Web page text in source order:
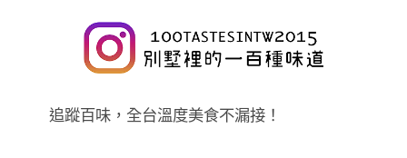
追蹤百味，全台溫度美食不漏接！